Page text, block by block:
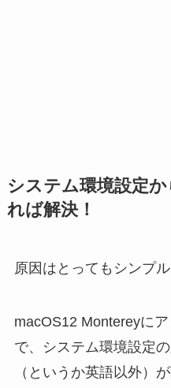
システム環境設定
れば解決！
原因はとってもシンプル
macOS12 Montereyに
で、システム環境設定
（というか英語以外）